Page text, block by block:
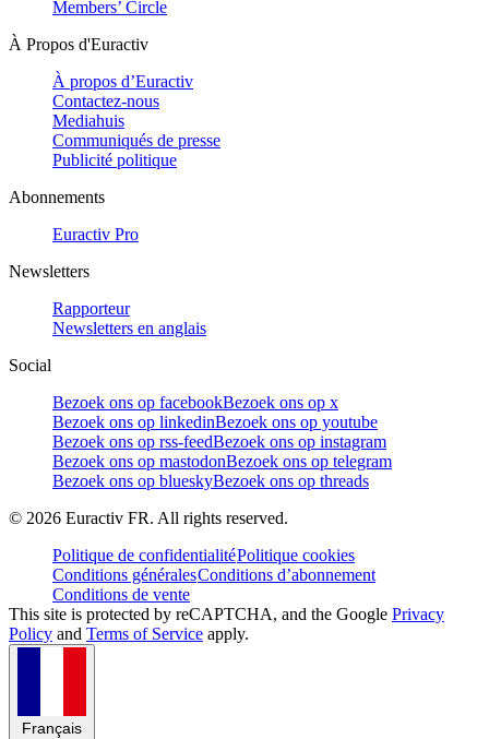
Members’ Circle
À Propos d'Euractiv
À propos d’Euractiv
Contactez-nous
Mediahuis
Communiqués de presse
Publicité politique
Abonnements
Euractiv Pro
Newsletters
Rapporteur
Newsletters en anglais
Social
Bezoek ons op facebookBezoek ons op x
Bezoek ons op linkedinBezoek ons op youtube
Bezoek ons op rss-feedBezoek ons op instagram
Bezoek ons op mastodonBezoek ons op telegram
Bezoek ons op blueskyBezoek ons op threads
© 2026 Euractiv FR. All rights reserved.
Politique de confidentialitéPolitique cookies
Conditions généralesConditions d’abonnement
Conditions de vente
This site is protected by reCAPTCHA, and the Google Privacy
Policy and Terms of Service apply.
Français